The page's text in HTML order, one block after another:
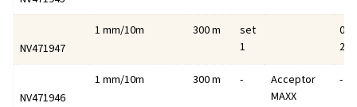
NV471947
1 mm/10m 300 m
set
1
NV471946
1 mm/10m 300 m -
Acceptor
MAXX
-